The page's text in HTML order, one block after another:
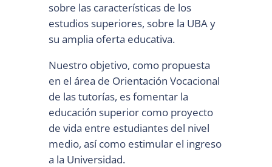
sobre las características de los
estudios superiores, sobre la UBA y
su amplia oferta educativa.
Nuestro objetivo, como propuesta
en el área de Orientación Vocacional
de las tutorías, es fomentar la
educación superior como proyecto
de vida entre estudiantes del nivel
medio, así como estimular el ingreso
a la Universidad.